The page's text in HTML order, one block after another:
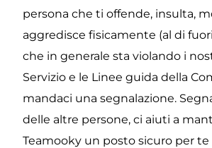
persona che ti offende, insulta,
aggredisce fisicamente (al di
che in generale sta violando i
Servizio e le Linee guida della
mandaci una segnalazione.
delle altre persone, ci aiuti a
Teamooky un posto sicuro per te